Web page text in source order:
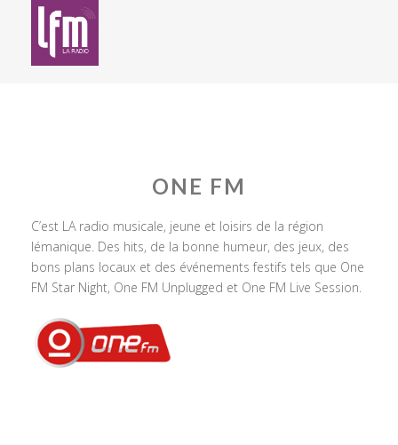
ONE FM
C’est LA radio musicale, jeune et loisirs de la région
lémanique. Des hits, de la bonne humeur, des jeux, des
bons plans locaux et des événements festifs tels que One
FM Star Night, One FM Unplugged et One FM Live Session.